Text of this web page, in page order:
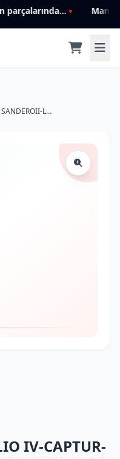
Mannlich: Filtre ve ön süspansiyon parçalarında genişleyen ürün yelpazesiyle kalite ve güven.
WP 816 RENAULT CLIO IV-CAPTUR-DACIA SANDEROII-LOGAN II 27 27 730 16R Polen Filtresi
IV-CAPTUR-